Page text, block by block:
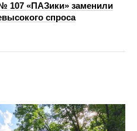
107 «ПАЗики» заменили
спроса